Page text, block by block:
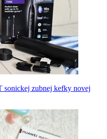
sonickej zubnej kefky novej